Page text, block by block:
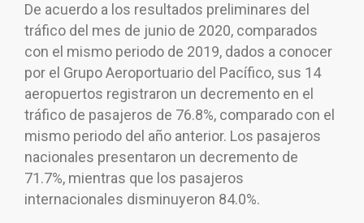
De acuerdo a los resultados preliminares del
tráfico del mes de junio de 2020, comparados
con el mismo periodo de 2019, dados a conocer
por el Grupo Aeroportuario del Pacífico, sus 14
aeropuertos registraron un decremento en el
tráfico de pasajeros de 76.8%, comparado con el
mismo periodo del año anterior. Los pasajeros
nacionales presentaron un decremento de
71.7%, mientras que los pasajeros
internacionales disminuyeron 84.0%.